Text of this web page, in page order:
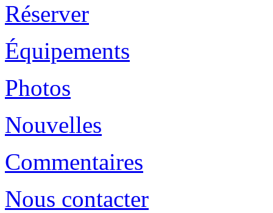
Réserver
Équipements
Photos
Nouvelles
Commentaires
Nous contacter